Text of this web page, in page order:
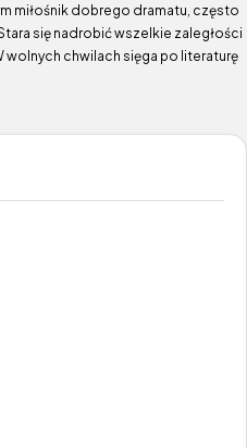
miłośnik dobrego dramatu, często
się nadrobić wszelkie zaległości
wolnych chwilach sięga po literaturę